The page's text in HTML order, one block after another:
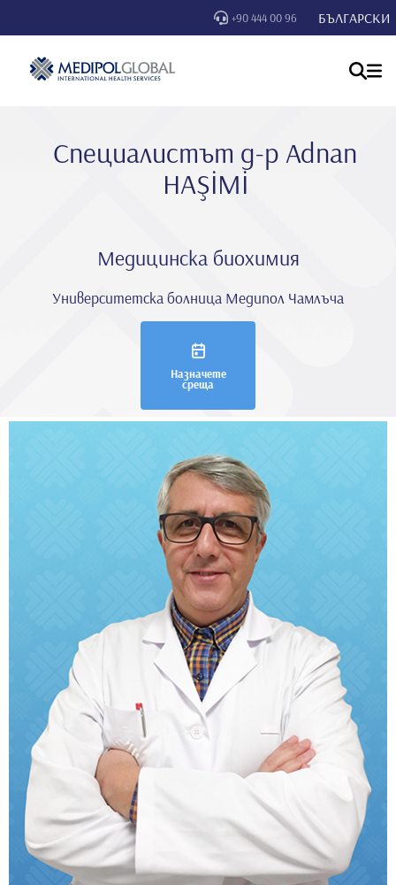
+90 444 00 96 БЪЛГАРСКИ
Специалистът д-р Adnan
HAŞİMİ
Медицинска биохимия
Университетска болница Медипол Чамлъча
Назначете
среща